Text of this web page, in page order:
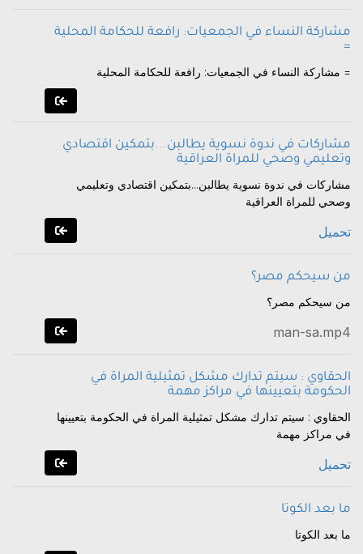
مشاركة النساء في الجمعيات: رافعة للحكامة المحلية
=
مشاركة النساء في الجمعيات: رافعة للحكامة المحلية =
مشاركات في ندوة نسوية يطالبن...بتمكين اقتصادي
وتعليمي وصحي للمراة العراقية
مشاركات في ندوة نسوية يطالبن...بتمكين اقتصادي وتعليمي
وصحي للمراة العراقية
تحميل
من سيحكم مصر؟
من سيحكم مصر؟
man-sa.mp4
الحقاوي : سيتم تدارك مشكل تمثيلية المراة في
الحكومة بتعيينها في مراكز مهمة
الحقاوي : سيتم تدارك مشكل تمثيلية المراة في الحكومة بتعيينها
في مراكز مهمة
تحميل
ما بعد الكوتا
ما بعد الكوتا